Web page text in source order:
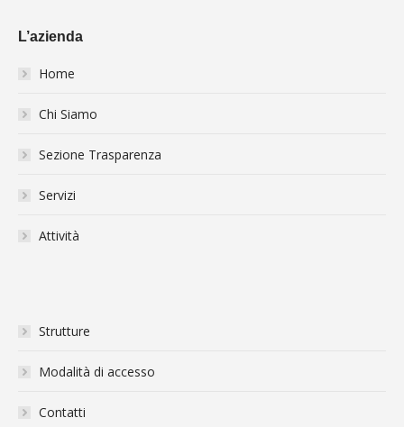
L’azienda
Home
Chi Siamo
Sezione Trasparenza
Servizi
Attività
Strutture
Modalità di accesso
Contatti